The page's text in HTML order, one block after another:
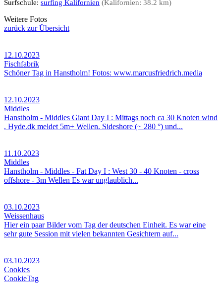
Surfschule: surfing Kalifornien (Kalifornien: 38.2 km)
Weitere Fotos
zurück zur Übersicht
12.10.2023
Fischfabrik
Schöner Tag in Hanstholm! Fotos: www.marcusfriedrich.media
12.10.2023
Middles
Hanstholm - Middles Giant Day I : Mittags noch ca 30 Knoten wind
. Hyde.dk meldet 5m+ Wellen. Sideshore (~ 280 °) und...
11.10.2023
Middles
Hanstholm - Middles - Fat Day I : West 30 - 40 Knoten - cross
offshore - 3m Wellen Es war unglaublich...
03.10.2023
Weissenhaus
Hier ein paar Bilder vom Tag der deutschen Einheit. Es war eine
sehr gute Session mit vielen bekannten Gesichtern auf...
03.10.2023
Cookies
CookieTag